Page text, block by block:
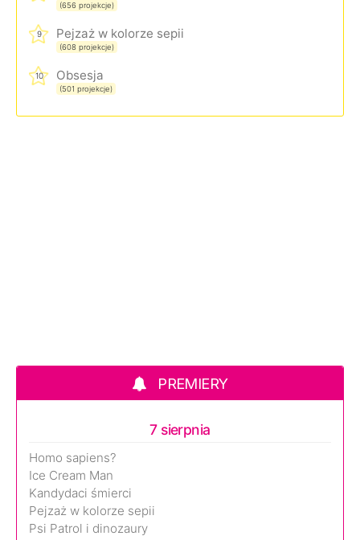
(656 projekcje)
9 Pejzaż w kolorze sepii
(608 projekcje)
10 Obsesja
(501 projekcje)
PREMIERY
7 sierpnia
Homo sapiens?
Ice Cream Man
Kandydaci śmierci
Pejzaż w kolorze sepii
Psi Patrol i dinozaury